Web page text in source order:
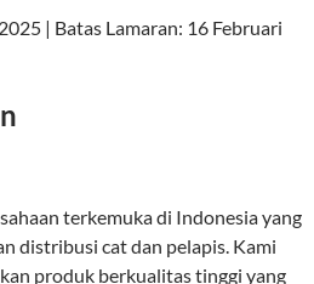
| Batas Lamaran: 16 Februari
terkemuka di Indonesia yang
distribusi cat dan pelapis. Kami
produk berkualitas tinggi yang